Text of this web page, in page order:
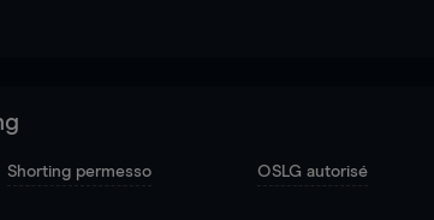
Shorting permesso OSLG autorisé